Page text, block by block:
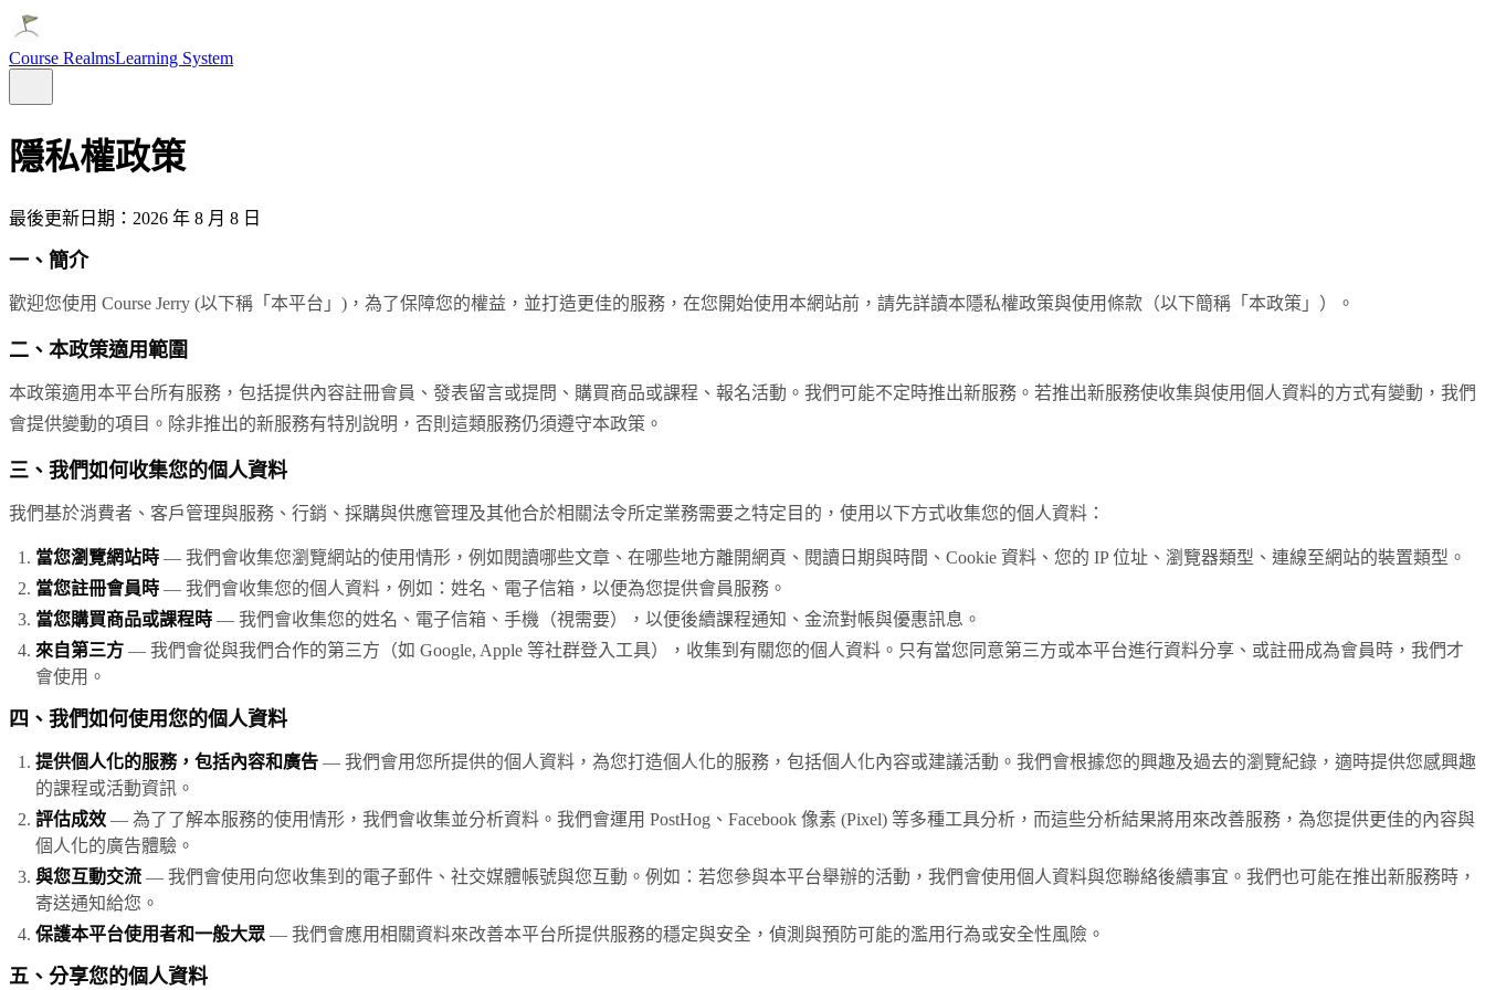
Course RealmsLearning System
隱私權政策
最後更新日期： 2026 年 8 月 8 日
一、簡介
歡迎您使用 Course Jerry (以下稱「本平台」)，為了保障您的權益，並打造更佳的服務，在您開始使用本網站前，請先詳讀本隱私權政策與使用條款（以下簡稱「本政策」）。
二、本政策適用範圍
本政策適用本平台所有服務，包括提供內容註冊會員、發表留言或提問、購買商品或課程、報名活動。我們可能不定時推出新服務。若推出新服務使收集與使用個人資料的方式有變動，我們
會提供變動的項目。除非推出的新服務有特別說明，否則這類服務仍須遵守本政策。
三、我們如何收集您的個人資料
我們基於消費者、客戶管理與服務、行銷、採購與供應管理及其他合於相關法令所定業務需要之特定目的，使用以下方式收集您的個人資料：
當您瀏覽網站時 — 我們會收集您瀏覽網站的使用情形，例如閱讀哪些文章、在哪些地方離開網頁、閱讀日期與時間、Cookie 資料、您的 IP 位址、瀏覽器類型、連線至網站的裝置類型。
當您註冊會員時 — 我們會收集您的個人資料，例如：姓名、電子信箱，以便為您提供會員服務。
當您購買商品或課程時 — 我們會收集您的姓名、電子信箱、手機（視需要），以便後續課程通知、金流對帳與優惠訊息。
來自第三方 — 我們會從與我們合作的第三方（如 Google, Apple 等社群登入工具），收集到有關您的個人資料。只有當您同意第三方或本平台進行資料分享、或註冊成為會員時，我們才
會使用。
四、我們如何使用您的個人資料
提供個人化的服務，包括內容和廣告 — 我們會用您所提供的個人資料，為您打造個人化的服務，包括個人化內容或建議活動。我們會根據您的興趣及過去的瀏覽紀錄，適時提供您感興趣
的課程或活動資訊。
評估成效 — 為了了解本服務的使用情形，我們會收集並分析資料。我們會運用 PostHog、Facebook 像素 (Pixel) 等多種工具分析，而這些分析結果將用來改善服務，為您提供更佳的內容與
個人化的廣告體驗。
與您互動交流 — 我們會使用向您收集到的電子郵件、社交媒體帳號與您互動。例如：若您參與本平台舉辦的活動，我們會使用個人資料與您聯絡後續事宜。我們也可能在推出新服務時，
寄送通知給您。
保護本平台使用者和一般大眾 — 我們會應用相關資料來改善本平台所提供服務的穩定與安全，偵測與預防可能的濫用行為或安全性風險。
五、分享您的個人資料